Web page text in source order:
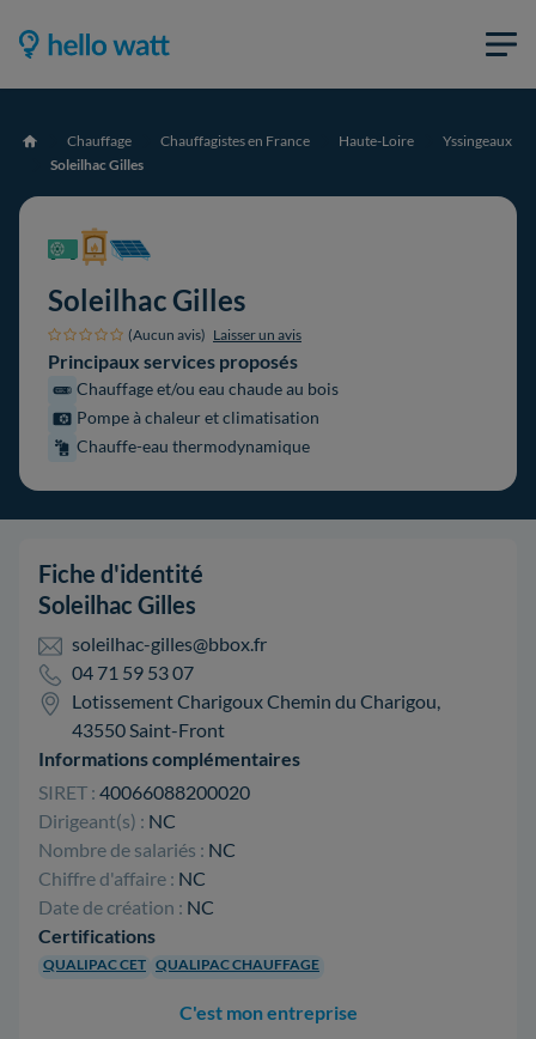
Accueil Chauffage Chauffagistes en France Haute-Loire
Yssingeaux
Soleilhac Gilles
Soleilhac Gilles
(Aucun avis) Laisser un avis
Principaux services proposés
Chauffage et/ou eau chaude au bois
Pompe à chaleur et climatisation
Chauffe-eau thermodynamique
Fiche d'identité
Soleilhac Gilles
soleilhac-gilles@bbox.fr
04 71 59 53 07
Lotissement Charigoux Chemin du Charigou,
43550 Saint-Front
Informations complémentaires
SIRET : 40066088200020
Dirigeant(s) : NC
Nombre de salariés : NC
Chiffre d'affaire : NC
Date de création : NC
Certifications
QUALIPAC CET QUALIPAC CHAUFFAGE
C'est mon entreprise